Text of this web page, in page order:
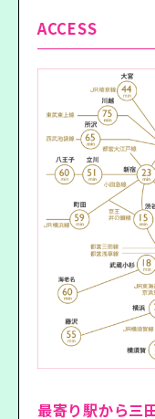
ACCESS
最寄り駅から三